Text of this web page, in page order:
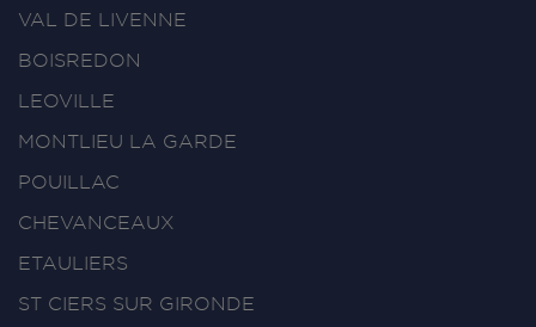
VAL DE LIVENNE
BOISREDON
LEOVILLE
MONTLIEU LA GARDE
POUILLAC
CHEVANCEAUX
ETAULIERS
ST CIERS SUR GIRONDE